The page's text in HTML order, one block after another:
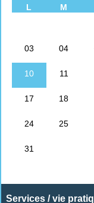
Services / vie